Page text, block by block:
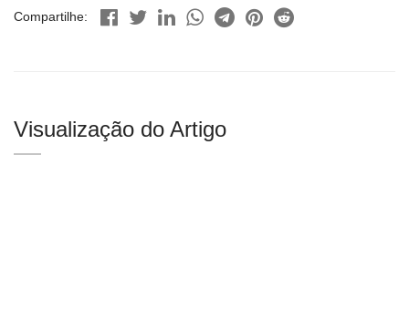
Compartilhe:
Visualização do Artigo